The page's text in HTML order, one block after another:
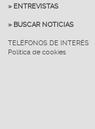
» ENTREVISTAS
» BUSCAR NOTICIAS
TELÉFONOS DE INTERÉS
Política de cookies